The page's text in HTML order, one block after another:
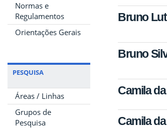
Normas e
Regulamentos
Orientações Gerais
PESQUISA
Áreas / Linhas
Grupos de
Pesquisa
Bruno
Bruno
Camila
Camila